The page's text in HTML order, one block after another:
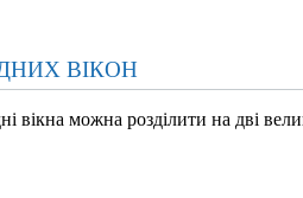
ВІКОН
вікна можна розділити на дві